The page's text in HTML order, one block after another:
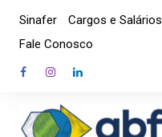
content
Sinafer Cargos e Salários
Fale Conosco